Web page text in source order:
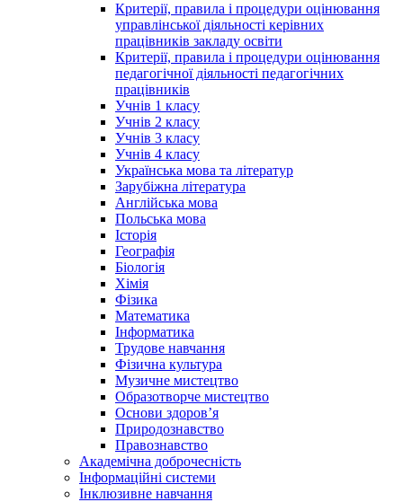
Критерії, правила і процедури оцінювання
управлінської діяльності керівних
працівників закладу освіти
Критерії, правила і процедури оцінювання
педагогічної діяльності педагогічних
працівників
Учнів 1 класу
Учнів 2 класу
Учнів 3 класу
Учнів 4 класу
Українська мова та літератур
Зарубіжна література
Англійська мова
Польська мова
Історія
Географія
Біологія
Хімія
Фізика
Математика
Інформатика
Трудове навчання
Фізична культура
Музичне мистецтво
Образотворче мистецтво
Основи здоров’я
Природознавство
Правознавство
Академічна доброчесність
Інформаційні системи
Інклюзивне навчання